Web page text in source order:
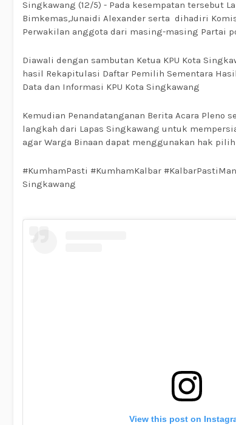
Singkawang (12/5) - Pada kesempatan tersebut
Bimkemas,Junaidi Alexander serta dihadiri
Perwakilan anggota dari masing-masing Partai
Diawali dengan sambutan Ketua KPU Kota
hasil Rekapitulasi Daftar Pemilih Sementara
Data dan Informasi KPU Kota Singkawang
Kemudian Penandatanganan Berita Acara Pleno
langkah dari Lapas Singkawang untuk
agar Warga Binaan dapat menggunakan hak
#KumhamPasti #KumhamKalbar
Singkawang
View this post on